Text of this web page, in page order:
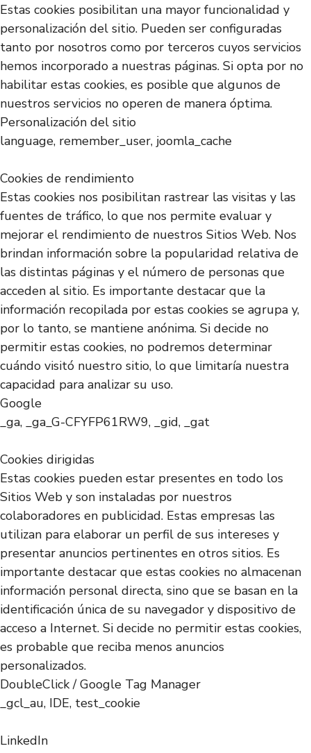
Estas cookies posibilitan una mayor funcionalidad y
personalización del sitio. Pueden ser configuradas
tanto por nosotros como por terceros cuyos servicios
hemos incorporado a nuestras páginas. Si opta por no
habilitar estas cookies, es posible que algunos de
nuestros servicios no operen de manera óptima.
Personalización del sitio
language, remember_user, joomla_cache
Cookies de rendimiento
Estas cookies nos posibilitan rastrear las visitas y las
fuentes de tráfico, lo que nos permite evaluar y
mejorar el rendimiento de nuestros Sitios Web. Nos
brindan información sobre la popularidad relativa de
las distintas páginas y el número de personas que
acceden al sitio. Es importante destacar que la
información recopilada por estas cookies se agrupa y,
por lo tanto, se mantiene anónima. Si decide no
permitir estas cookies, no podremos determinar
cuándo visitó nuestro sitio, lo que limitaría nuestra
capacidad para analizar su uso.
Google
_ga, _ga_G-CFYFP61RW9, _gid, _gat
Cookies dirigidas
Estas cookies pueden estar presentes en todo los
Sitios Web y son instaladas por nuestros
colaboradores en publicidad. Estas empresas las
utilizan para elaborar un perfil de sus intereses y
presentar anuncios pertinentes en otros sitios. Es
importante destacar que estas cookies no almacenan
información personal directa, sino que se basan en la
identificación única de su navegador y dispositivo de
acceso a Internet. Si decide no permitir estas cookies,
es probable que reciba menos anuncios
personalizados.
DoubleClick / Google Tag Manager
_gcl_au, IDE, test_cookie
LinkedIn